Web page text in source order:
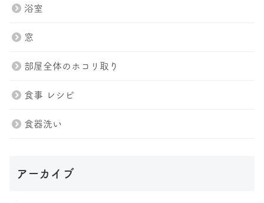
トップページ
浴室
窓
部屋全体のホコリ取り
食事 レシピ
食器洗い
アーカイブ